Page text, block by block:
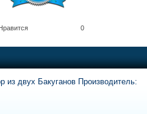
0
из двух Бакуганов Производитель: